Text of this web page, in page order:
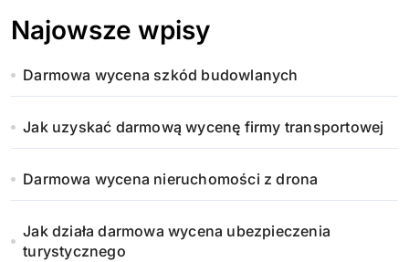
i
c
o
w
a
n
i
Najowsze wpisy
Darmowa wycena szkód budowlanych
Jak uzyskać darmową wycenę firmy transportowej
Darmowa wycena nieruchomości z drona
Jak działa darmowa wycena ubezpieczenia
turystycznego